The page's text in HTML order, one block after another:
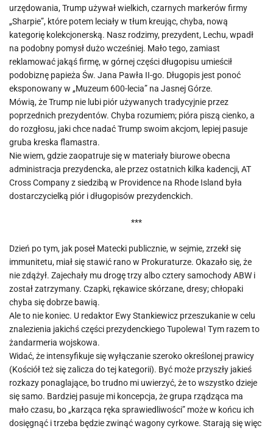
urzędowania, Trump używał wielkich, czarnych markerów firmy
„Sharpie”, które potem leciały w tłum kreując, chyba, nową
kategorię kolekcjonerską. Nasz rodzimy, prezydent, Lechu, wpadł
na podobny pomysł dużo wcześniej. Mało tego, zamiast
reklamować jakąś firmę, w górnej części długopisu umieścił
podobiznę papieża Św. Jana Pawła II-go. Długopis jest ponoć
eksponowany w „Muzeum 600-lecia” na Jasnej Górze.
Mówią, że Trump nie lubi piór używanych tradycyjnie przez
poprzednich prezydentów. Chyba rozumiem; pióra piszą cienko, a
do rozgłosu, jaki chce nadać Trump swoim akcjom, lepiej pasuje
gruba kreska flamastra.
Nie wiem, gdzie zaopatruje się w materiały biurowe obecna
administracja prezydencka, ale przez ostatnich kilka kadencji, AT
Cross Company z siedzibą w Providence na Rhode Island była
dostarczycielką piór i długopisów prezydenckich.
***
Dzień po tym, jak poseł Matecki publicznie, w sejmie, zrzekł się
immunitetu, miał się stawić rano w Prokuraturze. Okazało się, że
nie zdążył. Zajechały mu drogę trzy albo cztery samochody ABW i
został zatrzymany. Czapki, rękawice skórzane, dresy; chłopaki
chyba się dobrze bawią.
Ale to nie koniec. U redaktor Ewy Stankiewicz przeszukanie w celu
znalezienia jakichś części prezydenckiego Tupolewa! Tym razem to
żandarmeria wojskowa.
Widać, że intensyfikuje się wyłączanie szeroko określonej prawicy
(Kościół też się zalicza do tej kategorii). Być może przyszły jakieś
rozkazy ponaglające, bo trudno mi uwierzyć, że to wszystko dzieje
się samo. Bardziej pasuje mi koncepcja, że grupa rządząca ma
mało czasu, bo „karząca ręka sprawiedliwości” może w końcu ich
dosięgnąć i trzeba będzie zwinąć wagony cyrkowe. Starają się więc